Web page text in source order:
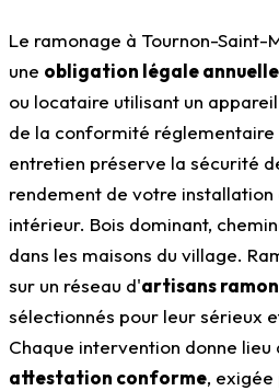
Le ramonage à Tournon-Saint-
une obligation légale annuelle
ou locataire utilisant un
de la conformité réglementaire
entretien préserve la sécurité
rendement de votre
intérieur. Bois dominant,
dans les maisons du village.
sur un réseau d'artisans
sélectionnés pour leur sérieux
Chaque intervention donne lieu
attestation conforme, exigée